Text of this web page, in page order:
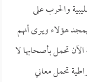
والحرب على
هؤلاء ويرى أنهم
تحمل بأصحابها لا
تحمل معاني